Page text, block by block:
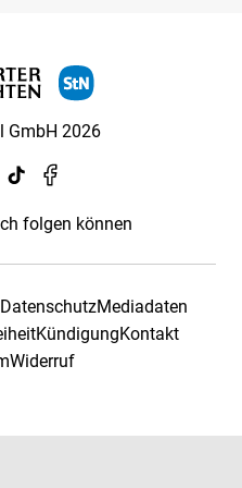
GmbH 2026
folgen können
DatenschutzMediadaten
KündigungKontakt
Widerruf